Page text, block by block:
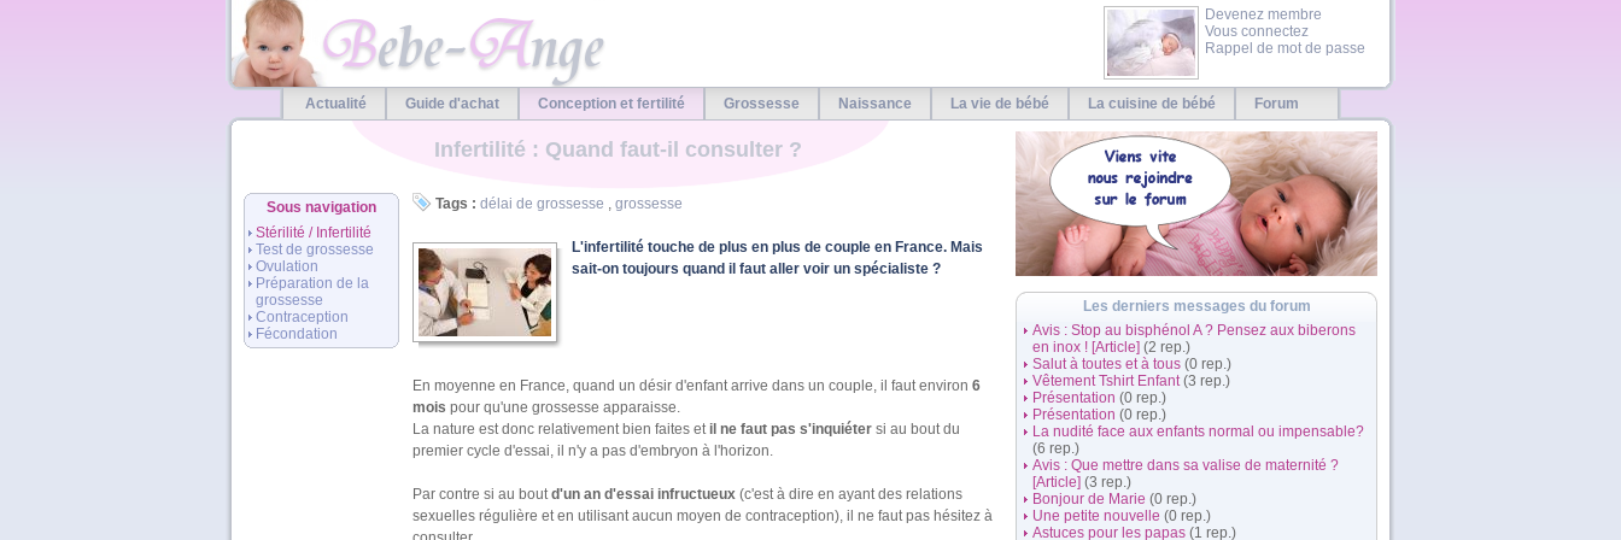
Devenez membre
Vous connectez
Rappel de mot de passe
Actualité Guide d'achat Conception et fertilité Grossesse Naissance La vie de bébé La cuisine de bébé Forum
Infertilité : Quand faut-il consulter ?
Tags : délai de grossesse , grossesse
L'infertilité touche de plus en plus de couple en France. Mais
sait-on toujours quand il faut aller voir un spécialiste ?
En moyenne en France, quand un désir d'enfant arrive dans un couple, il faut environ 6
mois pour qu'une grossesse apparaisse.
La nature est donc relativement bien faites et il ne faut pas s'inquiéter si au bout du
premier cycle d'essai, il n'y a pas d'embryon à l'horizon.
Par contre si au boutd'un an d'essai infructueux (c'est à dire en ayant des relations
sexuelles régulière et en utilisant aucun moyen de contraception), il ne faut pas hésitez à
Sous navigation
Stérilité / Infertilité
Test de grossesse
Ovulation
Préparation de la
grossesse
Contraception
Fécondation
Les derniers messages du forum
Avis : Stop au bisphénol A ? Pensez aux biberons
en inox ! [Article] (2 rep.)
Salut à toutes et à tous (0 rep.)
Vêtement Tshirt Enfant (3 rep.)
Présentation (0 rep.)
Présentation (0 rep.)
La nudité face aux enfants normal ou impensable?
(6 rep.)
Avis : Que mettre dans sa valise de maternité ?
[Article] (3 rep.)
Bonjour de Marie (0 rep.)
Une petite nouvelle (0 rep.)
Astuces pour les papas (1 rep.)